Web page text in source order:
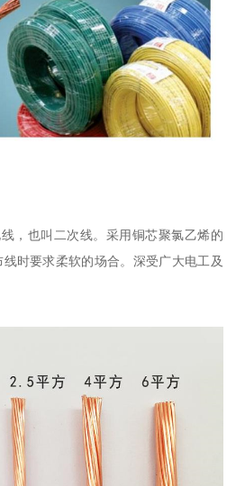
，也叫二次线。采用铜芯聚氯乙烯的
时要求柔软的场合。深受广大电工及